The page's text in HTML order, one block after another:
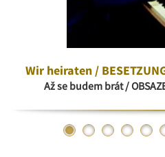
Wir heiraten /
Až se budem brát /